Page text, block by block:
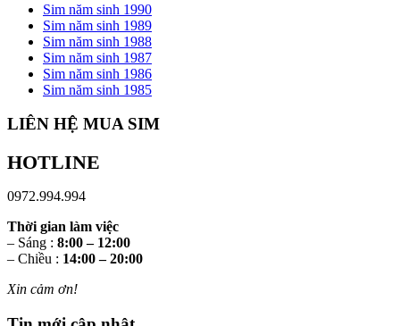
Sim năm sinh 1990
Sim năm sinh 1989
Sim năm sinh 1988
Sim năm sinh 1987
Sim năm sinh 1986
Sim năm sinh 1985
LIÊN HỆ MUA SIM
HOTLINE
0972.994.994
Thời gian làm việc
– Sáng : 8:00 – 12:00
– Chiều : 14:00 – 20:00
Xin cảm ơn!